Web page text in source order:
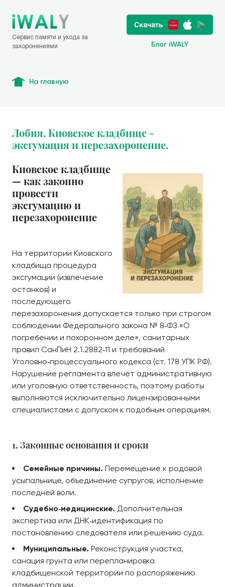
Сервис памяти и ухода за
захоронениями
Блог iWALY
На главную
Лобня, Киовское кладбище -
эксгумация и перезахоронение.
Киовское кладбище
— как законно
провести
эксгумацию и
перезахоронение
На территории Киовского
кладбища процедура
эксгумации (извлечение
останков) и
последующего
перезахоронения допускается только при строгом
соблюдении Федерального закона № 8‑ФЗ «О
погребении и похоронном деле», санитарных
правил СанПиН 2.1.2882‑11 и требований
Уголовно‑процессуального кодекса (ст. 178 УПК РФ).
Нарушение регламента влечёт административную
или уголовную ответственность, поэтому работы
выполняются исключительно лицензированными
специалистами с допуском к подобным операциям.
1. Законные основания и сроки
Семейные причины. Перемещение к родовой
усыпальнице, объединение супругов, исполнение
последней воли.
Судебно‑медицинские. Дополнительная
экспертиза или ДНК‑идентификация по
постановлению следователя или решению суда.
Муниципальные. Реконструкция участка,
санация грунта или перепланировка
кладбищенской территории по распоряжению
администрации.